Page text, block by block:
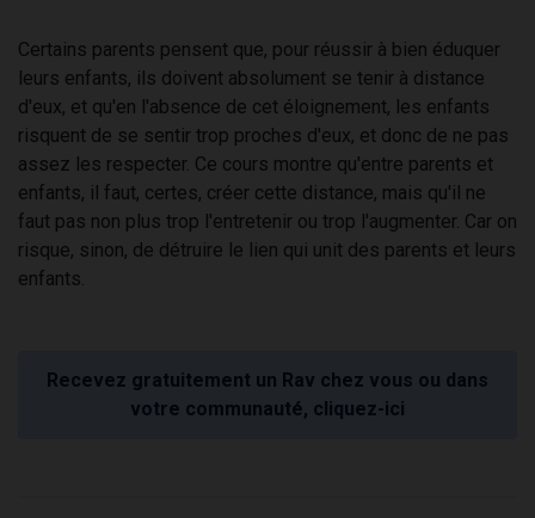
Certains parents pensent que, pour réussir à bien éduquer
leurs enfants, ils doivent absolument se tenir à distance
d'eux, et qu'en l'absence de cet éloignement, les enfants
risquent de se sentir trop proches d'eux, et donc de ne pas
assez les respecter. Ce cours montre qu'entre parents et
enfants, il faut, certes, créer cette distance, mais qu'il ne
faut pas non plus trop l'entretenir ou trop l'augmenter. Car on
risque, sinon, de détruire le lien qui unit des parents et leurs
enfants.
Recevez gratuitement un Rav chez vous ou dans
votre communauté, cliquez-ici